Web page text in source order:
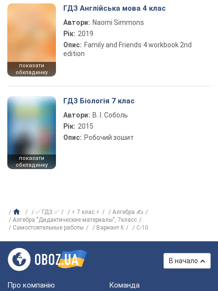
показати
обкладинку
ГДЗ Англійська мова 4 клас
Автори: Naomi Simmons
Рік: 2019
Опис: Family and Friends 4 workbook 2nd
edition
показати
обкладинку
ГДЗ Біологія 7 клас
Автори: В. І. Соболь
Рік: 2015
Опис: Робочий зошит
✅ ГДЗ ✅ ⚡ 7 клас ⚡
Алгебра ✍
Алгебра "Дидактические материалы", 7класс
Самостоятельные работы
Вариант II С-10
В начало
Про компанію Команда